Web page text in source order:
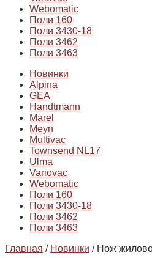
Webomatic
Поли 160
Поли 3430-18
Поли 3462
Поли 3463
Новинки
Alpina
GEA
Handtmann
Marel
Meyn
Multivac
Townsend NL17
Ulma
Variovac
Webomatic
Поли 160
Поли 3430-18
Поли 3462
Поли 3463
Главная / Новинки / Нож